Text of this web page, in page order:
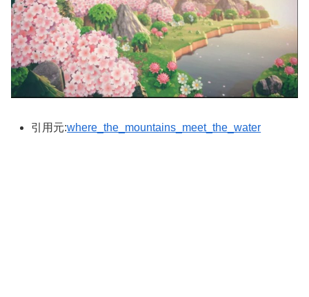
引用元:where_the_mountains_meet_the_water